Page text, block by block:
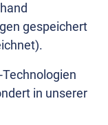
gespeichert
in unserer